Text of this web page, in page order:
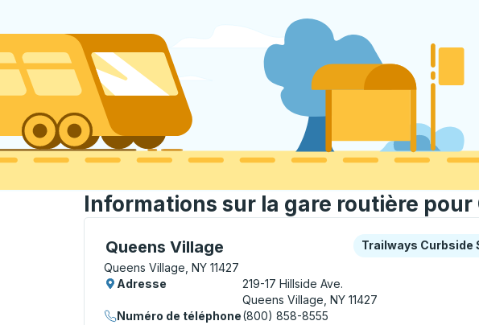
Informations sur la gare routière pour
Queens Village
Curbside Stop, utilisez les touches fléchées ou la touche
Queens Village, NY 11427
Curbside Stop
Trailways Curbside
Adresse
219-17 Hillside Ave.
Queens Village, NY 11427
Numéro de téléphone(800) 858-8555